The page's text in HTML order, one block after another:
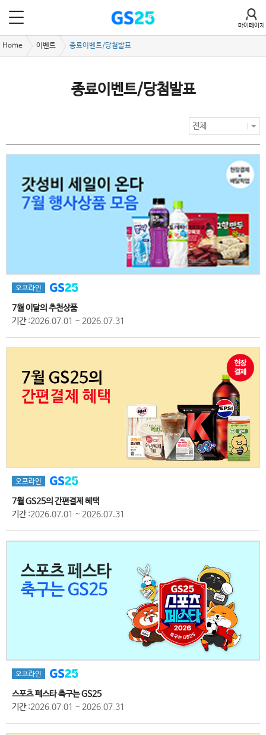
마이페이지
Home 이벤트 종료이벤트/당첨발표
종료이벤트/당첨발표
오프라인
7월 이달의 추천상품
기간:2026.07.01 ~ 2026.07.31
오프라인
7월 GS25의 간편결제 혜택
기간:2026.07.01 ~ 2026.07.31
오프라인
스포츠 페스타 축구는 GS25
기간:2026.07.01 ~ 2026.07.31